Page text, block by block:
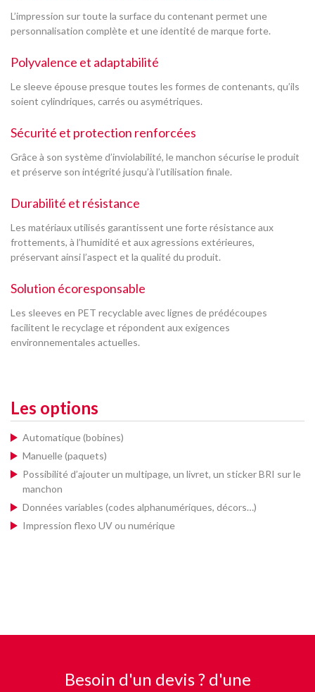
L’impression sur toute la surface du contenant permet une
personnalisation complète et une identité de marque forte.
Polyvalence et adaptabilité
Le sleeve épouse presque toutes les formes de contenants, qu’ils
soient cylindriques, carrés ou asymétriques.
Sécurité et protection renforcées
Grâce à son système d’inviolabilité, le manchon sécurise le produit
et préserve son intégrité jusqu’à l’utilisation finale.
Durabilité et résistance
Les matériaux utilisés garantissent une forte résistance aux
frottements, à l’humidité et aux agressions extérieures,
préservant ainsi l’aspect et la qualité du produit.
Solution écoresponsable
Les sleeves en PET recyclable avec lignes de prédécoupes
facilitent le recyclage et répondent aux exigences
environnementales actuelles.
Les options
Automatique (bobines)
Manuelle (paquets)
Possibilité d’ajouter un multipage, un livret, un sticker BRI sur le
manchon
Données variables (codes alphanumériques, décors…)
Impression flexo UV ou numérique
Besoin d'un devis ? d'une